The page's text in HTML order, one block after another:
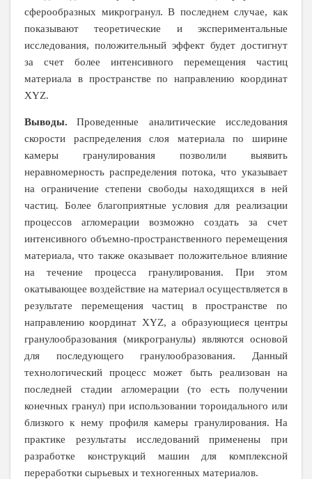
сферообразных микрогранул. В последнем случае, как
показывают теоретические и экспериментальные
исследования, положительный эффект будет достигнут
за счет более интенсивного перемещения частиц
материала в пространстве по направлению координат
XYZ.
Выводы.
Проведенные аналитические исследования
скорости распределения слоя материала по ширине
камеры гранулирования позволили выявить
неравномерность распределения потока, что указывает
на ограничение степени свободы находящихся в ней
частиц. Более благоприятные условия для реализации
процессов агломерации возможно создать за счет
интенсивного объемно-пространственного перемещения
материала, что также оказывает положительное влияние
на течение процесса гранулирования. При этом
окатывающее воздействие на материал осуществляется в
результате перемещения частиц в пространстве по
направлению координат XYZ, а образующиеся центры
гранулообразования (микрогранулы) являются основой
для последующего гранулообразования. Данный
технологический процесс может быть реализован на
последней стадии агломерации (то есть получении
конечных гранул) при использовании тороидального или
близкого к нему профиля камеры гранулирования. На
практике результаты исследований применены при
разработке конструкций машин для комплексной
переработки сырьевых и техногенных материалов.